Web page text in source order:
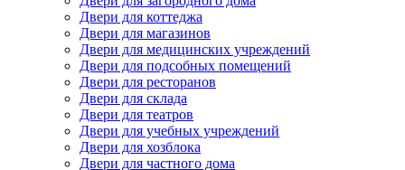
Двери для коттеджа
Двери для магазинов
Двери для медицинских учреждений
Двери для подсобных помещений
Двери для ресторанов
Двери для склада
Двери для театров
Двери для учебных учреждений
Двери для хозблока
Двери для частного дома